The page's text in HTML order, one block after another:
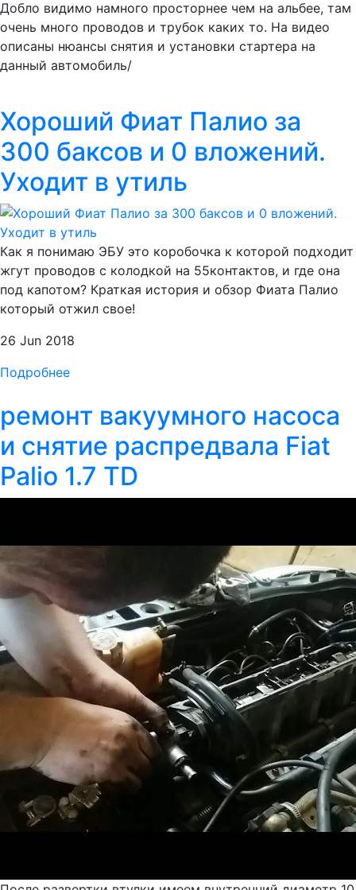
Добло видимо намного просторнее чем на альбее, там
очень много проводов и трубок каких то. На видео
описаны нюансы снятия и установки стартера на
данный автомобиль/
Хороший Фиат Палио за
300 баксов и 0 вложений.
Уходит в утиль
Как я понимаю ЭБУ это коробочка к которой подходит
жгут проводов с колодкой на 55контактов, и где она
под капотом? Краткая история и обзор Фиата Палио
который отжил свое!
26 Jun 2018
Подробнее
ремонт вакуумного насоса
и снятие распредвала Fiat
Palio 1.7 TD